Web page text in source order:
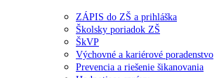
ZÁPIS do ZŠ a prihláška
Školsky poriadok ZŠ
ŠkVP
Výchovné a kariérové poradenstvo
Prevencia a riešenie šikanovania